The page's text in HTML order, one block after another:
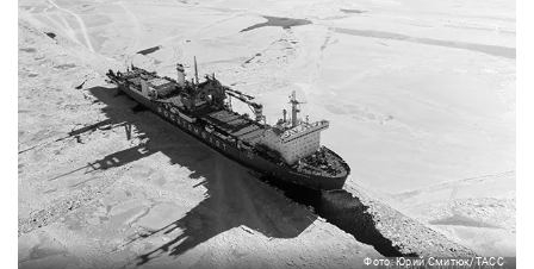
Фото: Юрий Смитюк/ТАСС